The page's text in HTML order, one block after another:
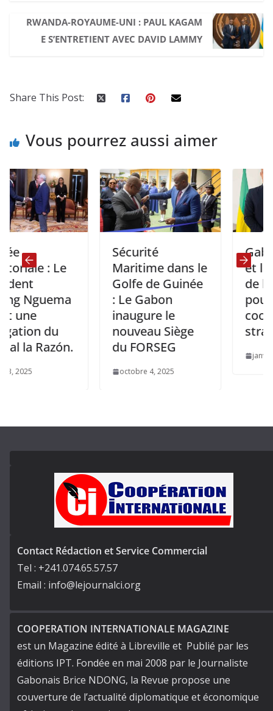
RWANDA-ROYAUME-UNI : PAUL KAGAM
E S’ENTRETIENT AVEC DAVID LAMMY
Share This Post:
Vous pourrez aussi aimer
: Le
du
Sécurité
Maritime dans le
Golfe de Guinée
: Le Gabon
inaugure le
nouveau Siège
du FORSEG
octobre 4, 2025
Gabon:
et le
de
pour une
janvier 9, 2025
Contact Rédaction et Service Commercial
Tel : +241.074.65.57.57
Email : info@lejournalci.org
COOPERATION INTERNATIONALE MAGAZINE
est un Magazine édité à Libreville et Publié par les
éditions IPT. Fondée en mai 2008 par le Journaliste
Gabonais Brice NDONG, la Revue propose une
couverture de l’actualité diplomatique et économique